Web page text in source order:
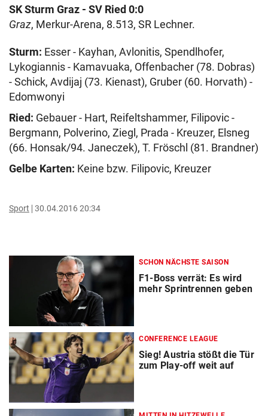
SK Sturm Graz - SV Ried 0:0
Graz, Merkur-Arena, 8.513, SR Lechner.
Sturm: Esser - Kayhan, Avlonitis, Spendlhofer,
Lykogiannis - Kamavuaka, Offenbacher (78. Dobras)
- Schick, Avdijaj (73. Kienast), Gruber (60. Horvath) -
Edomwonyi
Ried: Gebauer - Hart, Reifeltshammer, Filipovic -
Bergmann, Polverino, Ziegl, Prada - Kreuzer, Elsneg
(66. Honsak/94. Janeczek), T. Fröschl (81. Brandner)
Gelbe Karten: Keine bzw. Filipovic, Kreuzer
Sport 30.04.2016 20:34
SCHON NÄCHSTE SAISON
F1-Boss verrät: Es wird
mehr Sprintrennen geben
CONFERENCE LEAGUE
Sieg! Austria stößt die Tür
zum Play-off weit auf